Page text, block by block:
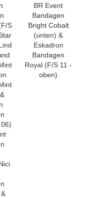
S
BR Event
Bandagen
Bright Cobalt
(unten) &
Eskadron
Bandagen
Royal (F/S 11 -
oben)